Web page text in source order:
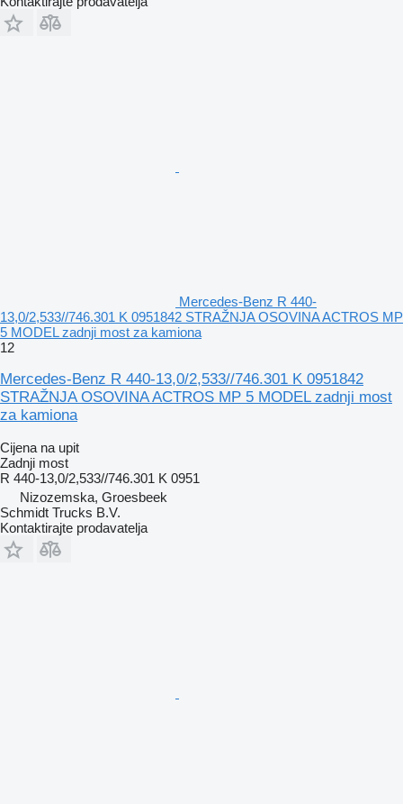
Mercedes-Benz R 440-
13,0/2,533//746.301 K 0951842 STRAŽNJA OSOVINA ACTROS MP
5 MODEL zadnji most za kamiona
12
Mercedes-Benz R 440-13,0/2,533//746.301 K 0951842
STRAŽNJA OSOVINA ACTROS MP 5 MODEL zadnji most
za kamiona
Cijena na upit
Zadnji most
R 440-13,0/2,533//746.301 K 0951
Nizozemska, Groesbeek
Schmidt Trucks B.V.
Kontaktirajte prodavatelja